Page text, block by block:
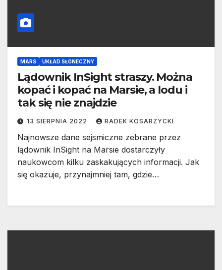
MARS UKŁAD SŁONECZNY
Lądownik InSight straszy. Można
kopać i kopać na Marsie, a lodu i
tak się nie znajdzie
13 SIERPNIA 2022 RADEK KOSARZYCKI
Najnowsze dane sejsmiczne zebrane przez
lądownik InSight na Marsie dostarczyły
naukowcom kilku zaskakujących informacji. Jak
się okazuje, przynajmniej tam, gdzie…